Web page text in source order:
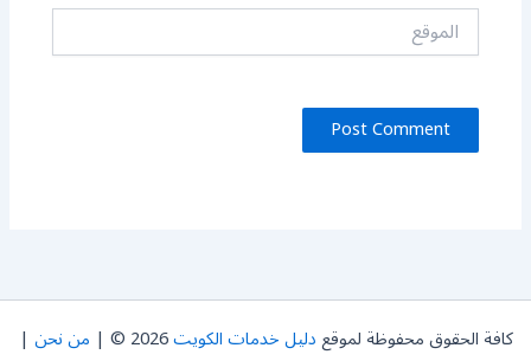
الموقع
كافة الحقوق محفوظة لموقعدليل خدمات الكويت2026 © | من نحن |